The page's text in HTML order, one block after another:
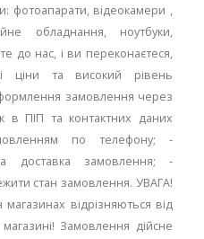
фотоапарати, відеокамери ,
обладнання, ноутбуки,
до нас, і ви переконаєтеся,
та високий рівень
замовлення через
в ПІП та контактних даних
по телефону; -
доставка замовлення; -
стан замовлення. УВАГА!
відрізняються від
Замовлення дійсне